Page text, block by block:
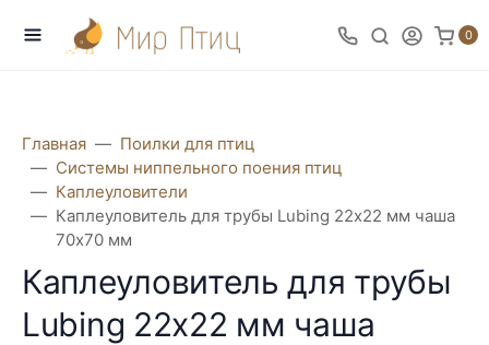
0
Главная
Поилки для птиц
Системы ниппельного поения птиц
Каплеуловители
Каплеуловитель для трубы Lubing 22х22 мм чаша
70х70 мм
Каплеуловитель для трубы
Lubing 22х22 мм чаша